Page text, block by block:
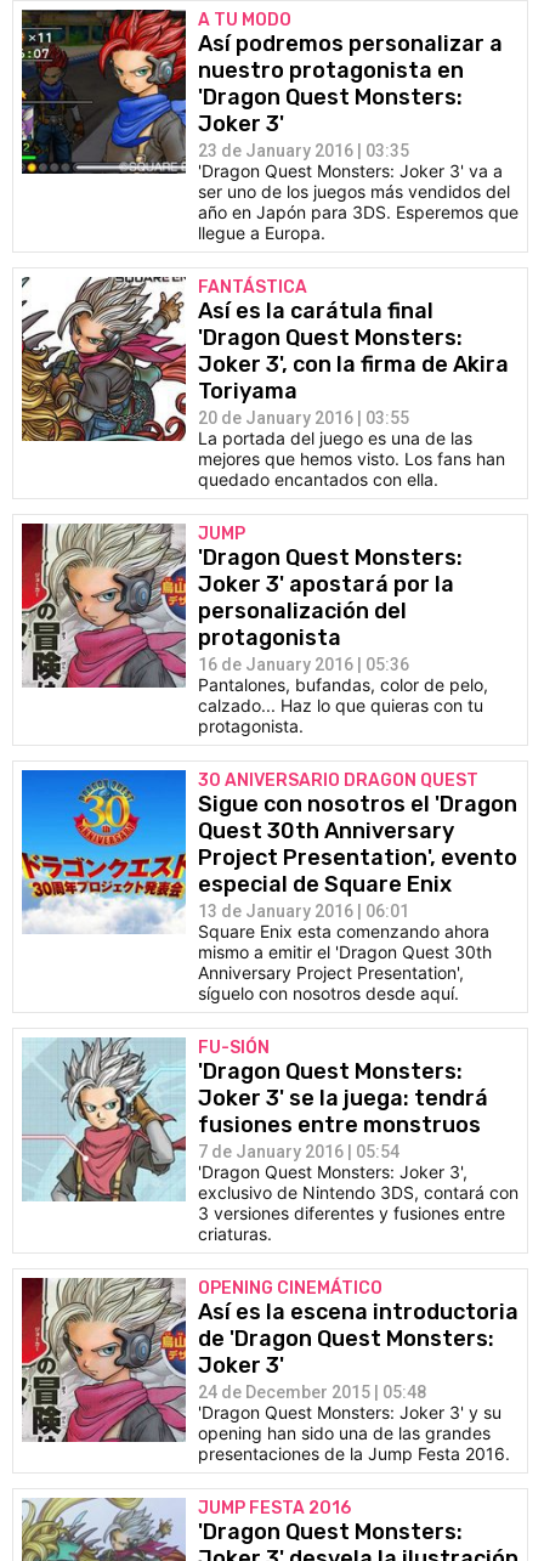
A TU MODO
Así podremos personalizar a
nuestro protagonista en
'Dragon Quest Monsters:
Joker 3'
23 de January 2016 | 03:35
'Dragon Quest Monsters: Joker 3' va a
ser uno de los juegos más vendidos del
año en Japón para 3DS. Esperemos que
llegue a Europa.
FANTÁSTICA
Así es la carátula final
'Dragon Quest Monsters:
Joker 3', con la firma de Akira
Toriyama
20 de January 2016 | 03:55
La portada del juego es una de las
mejores que hemos visto. Los fans han
quedado encantados con ella.
JUMP
'Dragon Quest Monsters:
Joker 3' apostará por la
personalización del
protagonista
16 de January 2016 | 05:36
Pantalones, bufandas, color de pelo,
calzado... Haz lo que quieras con tu
protagonista.
30 ANIVERSARIO DRAGON QUEST
Sigue con nosotros el 'Dragon
Quest 30th Anniversary
Project Presentation', evento
especial de Square Enix
13 de January 2016 | 06:01
Square Enix esta comenzando ahora
mismo a emitir el 'Dragon Quest 30th
Anniversary Project Presentation',
síguelo con nosotros desde aquí.
FU-SIÓN
'Dragon Quest Monsters:
Joker 3' se la juega: tendrá
fusiones entre monstruos
7 de January 2016 | 05:54
'Dragon Quest Monsters: Joker 3',
exclusivo de Nintendo 3DS, contará con
3 versiones diferentes y fusiones entre
criaturas.
OPENING CINEMÁTICO
Así es la escena introductoria
de 'Dragon Quest Monsters:
Joker 3'
24 de December 2015 | 05:48
'Dragon Quest Monsters: Joker 3' y su
opening han sido una de las grandes
presentaciones de la Jump Festa 2016.
JUMP FESTA 2016
'Dragon Quest Monsters: